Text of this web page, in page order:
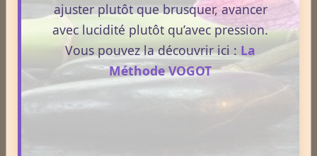
Médecines Douces
Actinologie
ajuster plutôt que brusquer, avancer
avec lucidité plutôt qu’avec pression.
Vous pouvez la découvrir ici : La
Méthode VOGOT